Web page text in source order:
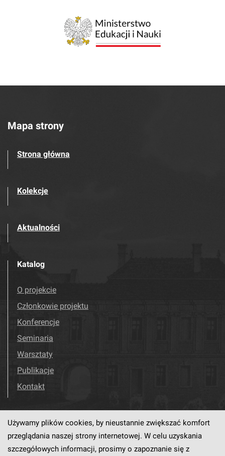
Mapa strony
Strona główna
Kolekcje
Aktualności
Katalog
O projekcie
Członkowie projektu
Konferencje
Seminaria
Warsztaty
Publikacje
Kontakt
Odwiedź nas! Facebook
Używamy plików cookies, by nieustannie zwiększać komfort
przeglądania naszej strony internetowej. W celu uzyskania
szczegółowych informacji, prosimy o zapoznanie się z